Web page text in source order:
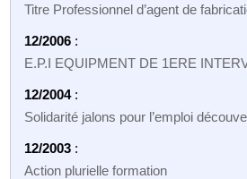
Titre Professionnel d’agent de
12/2006 :
E.P.I EQUIPMENT DE 1ERE
12/2004:
Solidarité jalons pour l’emploi
12/2003 :
Action plurielle formation